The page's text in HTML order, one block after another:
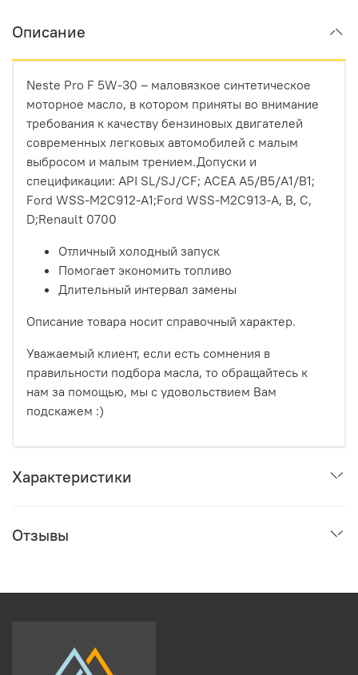
Описание
Neste Pro F 5W-30 – маловязкое синтетическое
моторное масло, в котором приняты во внимание
требования к качеству бензиновых двигателей
современных легковых автомобилей с малым
выбросом и малым трением.Допуски и
спецификации: API SL/SJ/CF; ACEA A5/B5/A1/B1;
Ford WSS-M2C912-A1;Ford WSS-M2C913-A, B, C,
D;Renault 0700
Отличный холодный запуск
Помогает экономить топливо
Длительный интервал замены
Описание товара носит справочный характер.
Уважаемый клиент, если есть сомнения в
правильности подбора масла, то обращайтесь к
нам за помощью, мы с удовольствием Вам
подскажем :)
Характеристики
Отзывы